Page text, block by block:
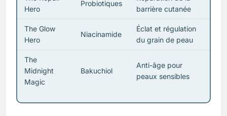
Hero
Probiotiques
barrière cutanée
The Glow
Hero
Niacinamide
Éclat et régulation
du grain de peau
The
Midnight
Magic
Bakuchiol
Anti-âge pour
peaux sensibles